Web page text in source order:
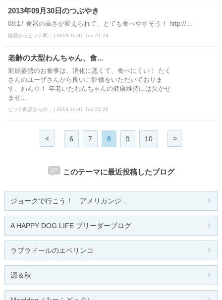
2013年09月30日のつぶやき
08:17 食器の高さが変えられて、とても食べやすそう！ http://...
能登からビッテ商... | 2013.10.01 Tue 21:23
老齢の大型わんちゃん、食...
前屈姿勢のお食事は、消化に悪くて、食べにくい！ たく
さんのユーザさんから良いご評価をいただいておりま
す、わん卓！ 年老いたわんちゃんの健康維持には欠かせ
ませ...
ビッテ商店からの... | 2013.10.01 Tue 21:20
< 6 7 8 9 10 >
このテーマに最近投稿したブログ
ジョークで行こう！ アメリカンジ...
A HAPPY DOG LIFE ブリーダーブログ
ラブラドールのエベリンコ
源＆秋